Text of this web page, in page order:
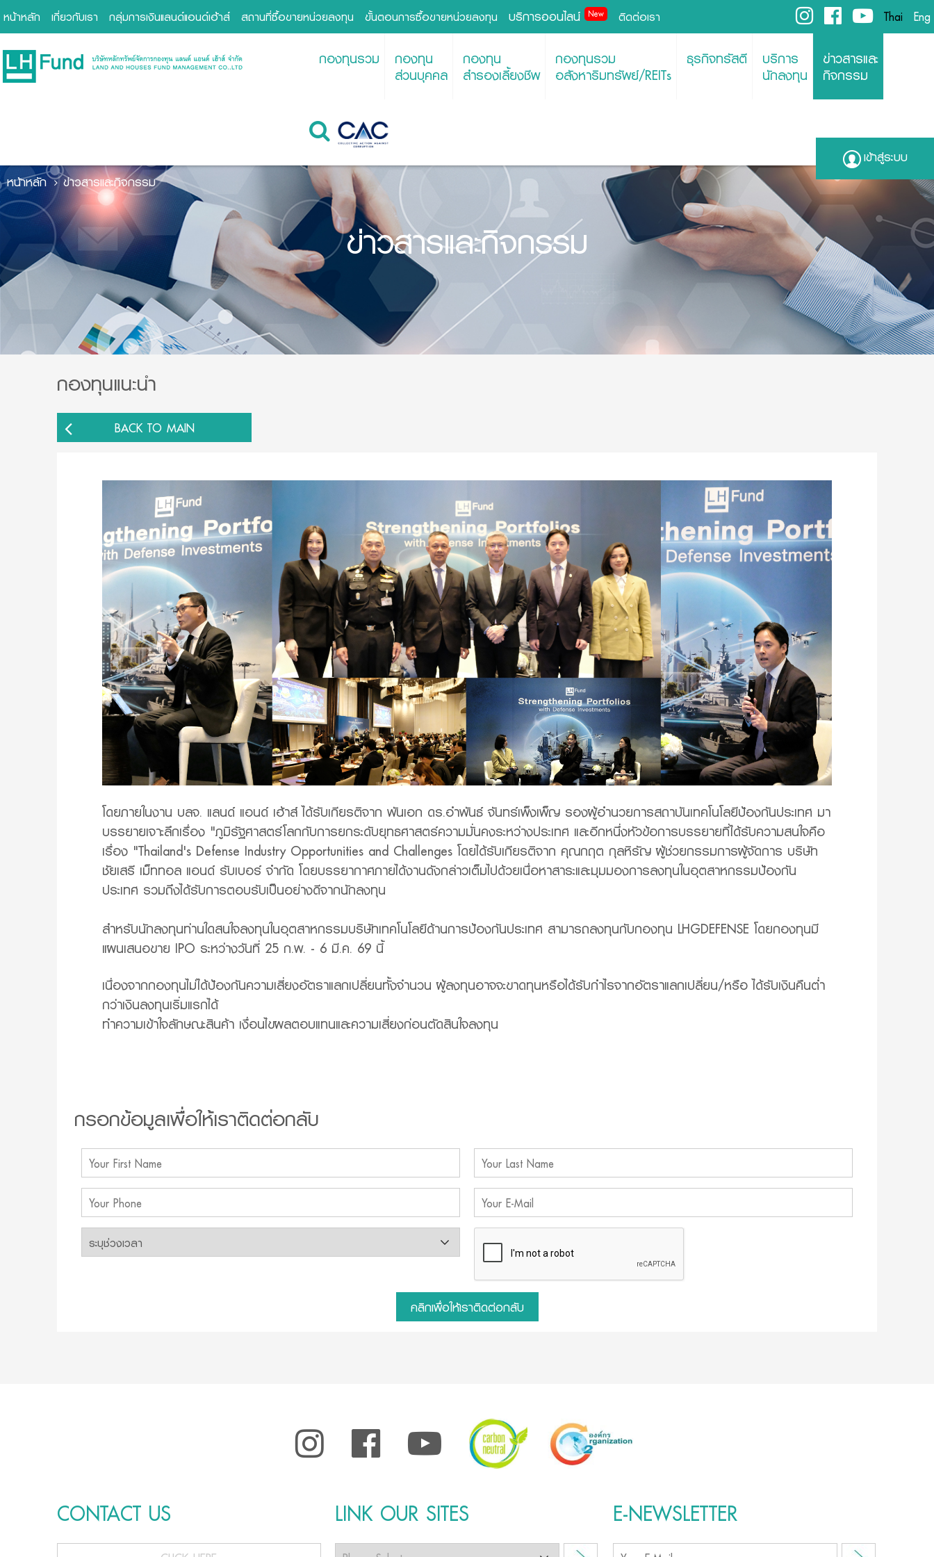
หน้าหลัก เกี่ยวกับเรา กลุ่มการเงินแลนด์แอนด์เฮ้าส์ สถานที่ซื้อขายหน่วยลงทุน ขั้นตอนการซื้อขายหน่วยลงทุน บริการออนไลน์ New ติดต่อเรา Thai Eng
กองทุนรวม กองทุน
ส่วนบุคคล
กองทุน
สำรองเลี้ยงชีพ
กองทุนรวม
อสังหาริมทรัพย์/REITs
ธุรกิจทรัสตี บริการ
นักลงทุน
ข่าวสารและ
กิจกรรม
เข้าสู่ระบบ
ข่าวสารและกิจกรรม
หน้าหลัก ข่าวสารและกิจกรรม
กองทุนแนะนำ
BACK TO MAIN
โดยภายในงาน บลจ. แลนด์ แอนด์ เฮ้าส์ ได้รับเกียรติจาก พันเอก ดร.อำพันธ์ จันทร์เพ็งเพ็ญ รองผู้อำนวยการสถาบันเทคโนโลยีป้องกันประเทศ มา
บรรยายเจาะลึกเรื่อง "ภูมิรัฐศาสตร์โลกกับการยกระดับยุทธศาสตร์ความมั่นคงระหว่างประเทศ และอีกหนึ่งหัวข้อการบรรยายที่ได้รับความสนใจคือ
เรื่อง "Thailand's Defense Industry Opportunities and Challenges โดยได้รับเกียรติจาก คุณกฤต กุลหิรัญ ผู้ช่วยกรรมการผู้จัดการ บริษัท
ชัยเสรี เม็ททอล แอนด์ รับเบอร์ จำกัด โดยบรรยากาศภายได้งานดังกล่าวเต็มไปด้วยเนื่อหาสาระและมุมมองการลงทุนในอุตสาหกรรมป้องกัน
ประเทศ รวมถึงได้รับการตอบรับเป็นอย่างดีจากนักลงทุน
สำหรับนักลงทุนท่านใดสนใจลงทุนในอุตสาหกรรมบริษัทเทคโนโลยีด้านการป้องกันประเทศ สามารถลงทุนกับกองทุน LHGDEFENSE โดยกองทุนมี
แผนเสนอขาย IPO ระหว่างวันที่ 25 ก.พ. - 6 มี.ค. 69 นี้
เนื่องจากกองทุนไม่ได้ป้องกันความเสี่ยงอัตราแลกเปลี่ยนทั้งจำนวน ผู้ลงทุนอาจจะขาดทุนหรือได้รับกำไรจากอัตราแลกเปลี่ยน/หรือ ได้รับเงินคืนต่ำ
กว่าเงินลงทุนเริ่มแรกได้
ทำความเข้าใจลักษณะสินค้า เงื่อนไขผลตอบแทนและความเสี่ยงก่อนตัดสินใจลงทุน
กรอกข้อมูลเพื่อให้เราติดต่อกลับ
คลิกเพื่อให้เราติดต่อกลับ
CONTACT US LINK OUR SITES E-NEWSLETTER